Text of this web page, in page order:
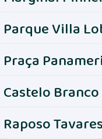
Parque Villa
Praça
Castelo Branco
Raposo Tavares